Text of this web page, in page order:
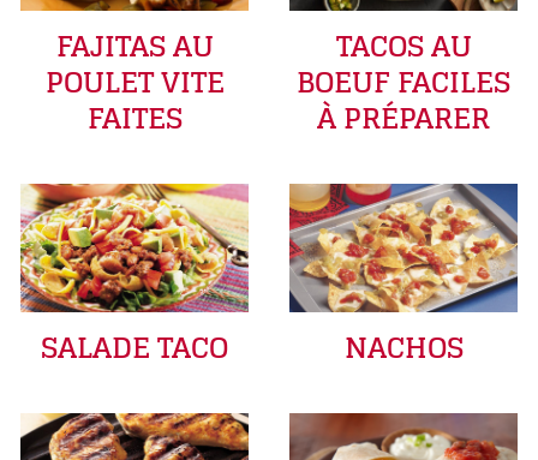
FAJITAS AU
POULET VITE
FAITES
TACOS AU
BOEUF FACILES
À PRÉPARER
SALADE TACO NACHOS